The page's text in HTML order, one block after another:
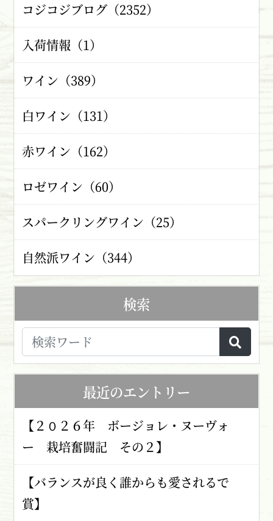
コジコジブログ（2352）
入荷情報（1）
ワイン（389）
白ワイン（131）
赤ワイン（162）
ロゼワイン（60）
スパークリングワイン（25）
自然派ワイン（344）
検索
最近のエントリー
【２０２６年 ボージョレ・ヌーヴォ
ー 栽培奮闘記 その２】
【バランスが良く誰からも愛されるで
賞】